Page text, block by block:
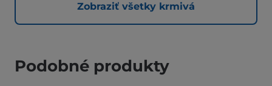
Zobraziť všetky krmivá
Podobné produkty